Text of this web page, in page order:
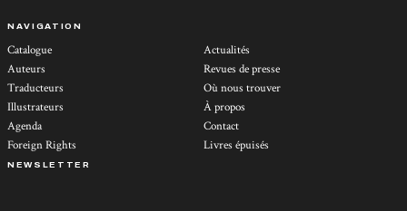
NAVIGATION
Catalogue
Auteurs
Traducteurs
Illustrateurs
Agenda
Foreign Rights
Actualités
Revues de presse
Où nous trouver
À propos
Contact
Livres épuisés
NEWSLETTER